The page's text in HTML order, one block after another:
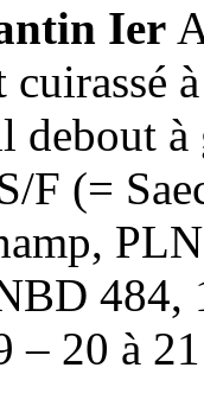
Ier
à
F (=
484,
– 20 à